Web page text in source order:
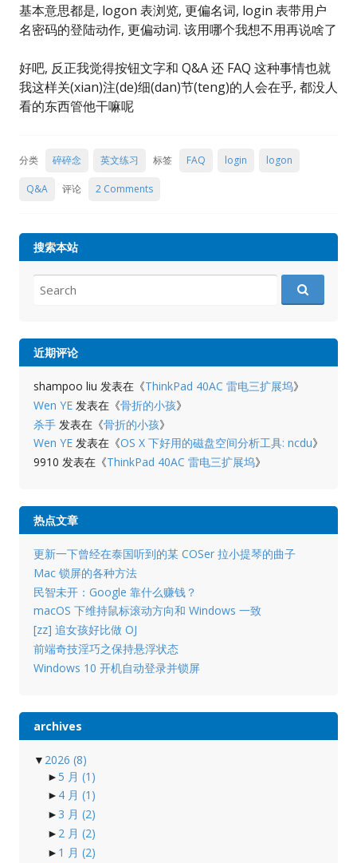
基本意思都是, logon 表浏览, 更偏名词, login 表带用户
名密码的登陆动作, 更偏动词. 该用哪个我想不用再说啥了
好吧, 反正我觉得按钮文字和 Q&A 还 FAQ 这种事情也就
我这样关(xian)注(de)细(dan)节(teng)的人会在乎, 都没人
看的东西管他干嘛呢
分类 碎碎念 英文练习 标签 FAQ login logon
Q&A 评论 2 Comments
搜索本站
for:
近期评论
shampoo liu 发表在《ThinkPad 40AC 雷电三扩展坞》
Wen YE发表在《骨折的小孩》
杀手发表在《骨折的小孩》
Wen YE发表在《OS X 下好用的磁盘空间分析工具: ncdu》
9910 发表在《ThinkPad 40AC 雷电三扩展坞》
热点文章
更新一下曾经在泰国听到的某 COSer 拉小提琴的曲子
Mac 锁屏的各种方法
民智未开：Google 靠什么赚钱？
macOS 下维持鼠标滚动方向和 Windows 一致
[zz] 追女孩好比做 OJ
前端奇技淫巧之保持悬浮状态
Windows 10 开机自动登录并锁屏
archives
▼ 2026 (8)
► 5 月 (1)
► 4 月 (1)
► 3 月 (2)
► 2 月 (2)
► 1 月 (2)